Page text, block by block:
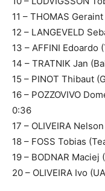
11 – THOMAS
12 – LANGEVELD
13 – AFFINI Edoardo
14 – TRATNIK Jan
15 – PINOT Thibaut
16 – POZZOVIVO
0:36
17 – OLIVEIRA
18 – FOSS Tobias
19 – BODNAR
20 – OLIVEIRA Ivo